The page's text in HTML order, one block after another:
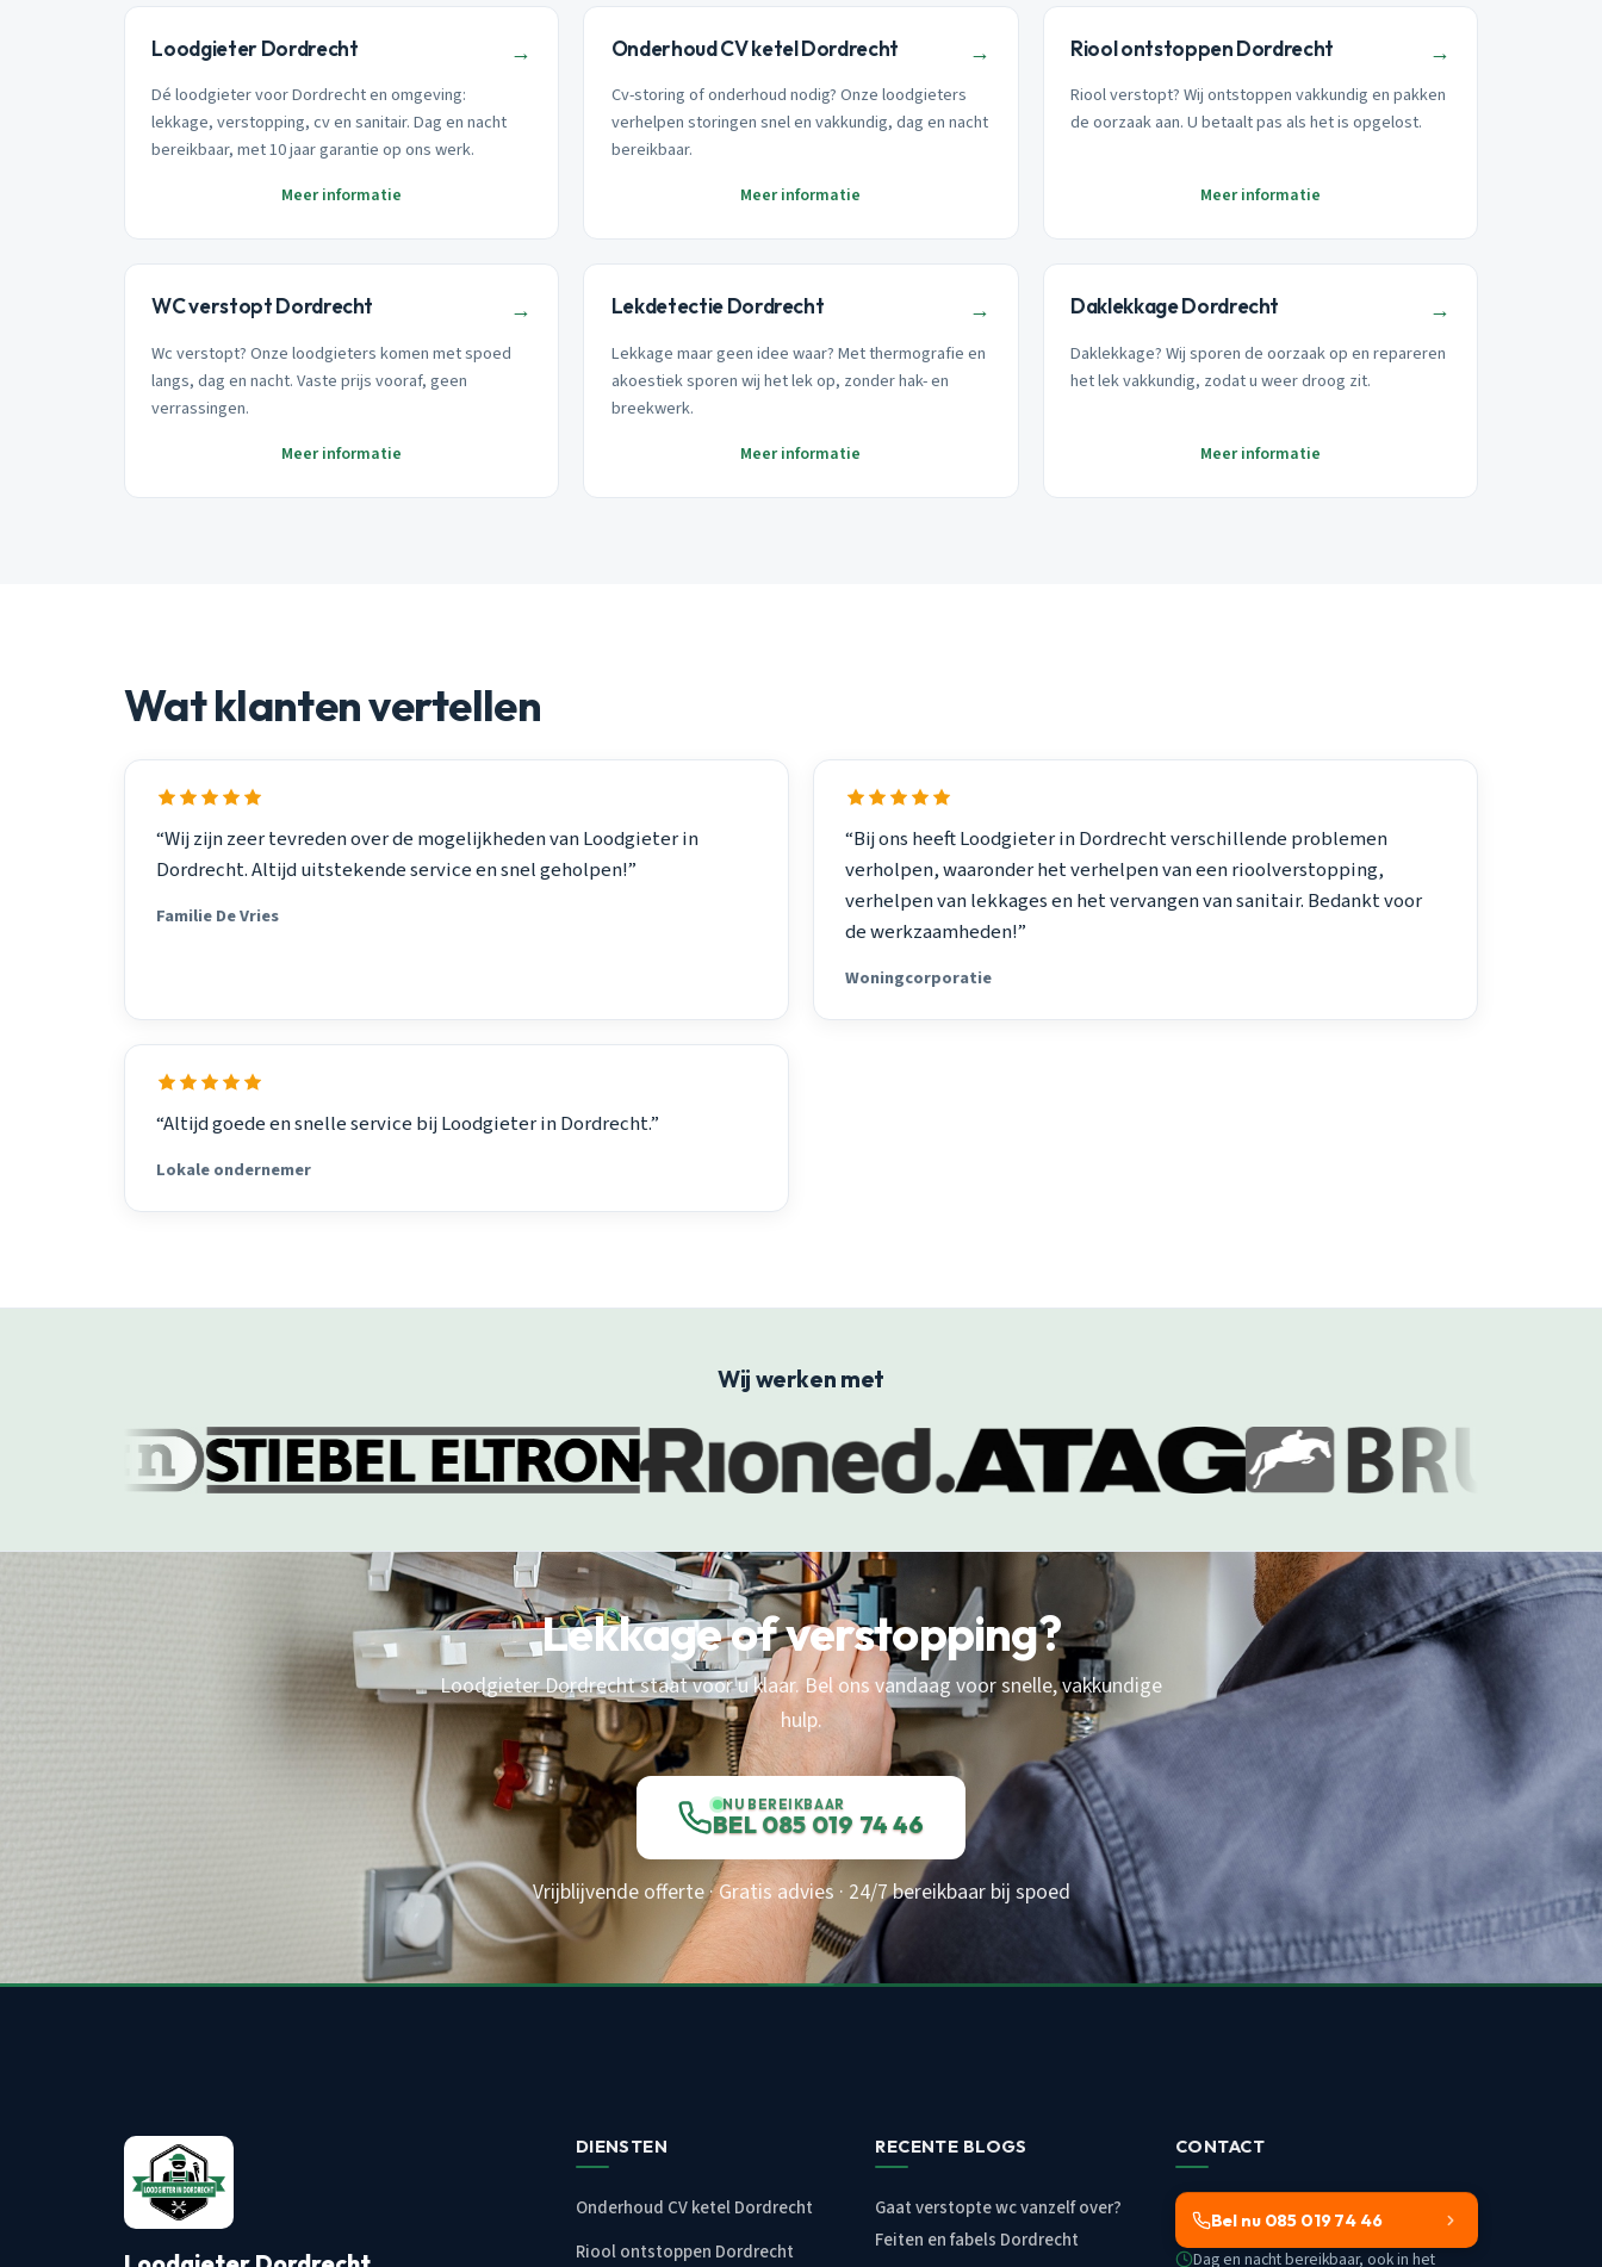
Loodgieter Dordrecht →
Dé loodgieter voor Dordrecht en omgeving:
lekkage, verstopping, cv en sanitair. Dag en nacht
bereikbaar, met 10 jaar garantie op ons werk.
Meer informatie
Onderhoud CV ketel Dordrecht →
Cv-storing of onderhoud nodig? Onze loodgieters
verhelpen storingen snel en vakkundig, dag en nacht
bereikbaar.
Meer informatie
Riool ontstoppen Dordrecht →
Riool verstopt? Wij ontstoppen vakkundig en pakken
de oorzaak aan. U betaalt pas als het is opgelost.
Meer informatie
WC verstopt Dordrecht →
Wc verstopt? Onze loodgieters komen met spoed
langs, dag en nacht. Vaste prijs vooraf, geen
verrassingen.
Meer informatie
Lekdetectie Dordrecht →
Lekkage maar geen idee waar? Met thermografie en
akoestiek sporen wij het lek op, zonder hak- en
breekwerk.
Meer informatie
Daklekkage Dordrecht →
Daklekkage? Wij sporen de oorzaak op en repareren
het lek vakkundig, zodat u weer droog zit.
Meer informatie
Wat klanten vertellen
“Wij zijn zeer tevreden over de mogelijkheden van Loodgieter in
Dordrecht. Altijd uitstekende service en snel geholpen!”
Familie De Vries
“Bij ons heeft Loodgieter in Dordrecht verschillende problemen
verholpen, waaronder het verhelpen van een rioolverstopping,
verhelpen van lekkages en het vervangen van sanitair. Bedankt voor
de werkzaamheden!”
Woningcorporatie
“Altijd goede en snelle service bij Loodgieter in Dordrecht.”
Lokale ondernemer
Wij werken met
Lekkage of verstopping?
Loodgieter Dordrecht staat voor u klaar. Bel ons vandaag voor snelle, vakkundige
hulp.
NU BEREIKBAAR
BEL 085 019 74 46
Vrijblijvende offerte · Gratis advies · 24/7 bereikbaar bij spoed
DIENSTEN
Onderhoud CV ketel Dordrecht
Riool ontstoppen Dordrecht
RECENTE BLOGS
Gaat verstopte wc vanzelf over?
Feiten en fabels Dordrecht
CONTACT
Bel nu 085 019 74 46
Dag en nacht bereikbaar, ook in het